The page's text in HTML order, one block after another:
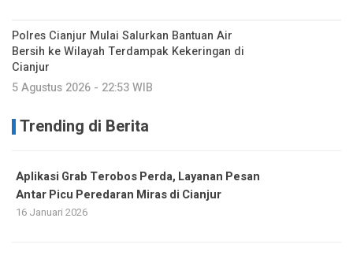
Polres Cianjur Mulai Salurkan Bantuan Air
Bersih ke Wilayah Terdampak Kekeringan di
Cianjur
5 Agustus 2026 - 22:53 WIB
Trending di Berita
Aplikasi Grab Terobos Perda, Layanan Pesan
Antar Picu Peredaran Miras di Cianjur
16 Januari 2026